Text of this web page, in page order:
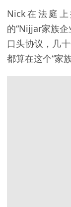
Nick在法庭
的“Nijjar家族
口头协议，几
都算在这个“家